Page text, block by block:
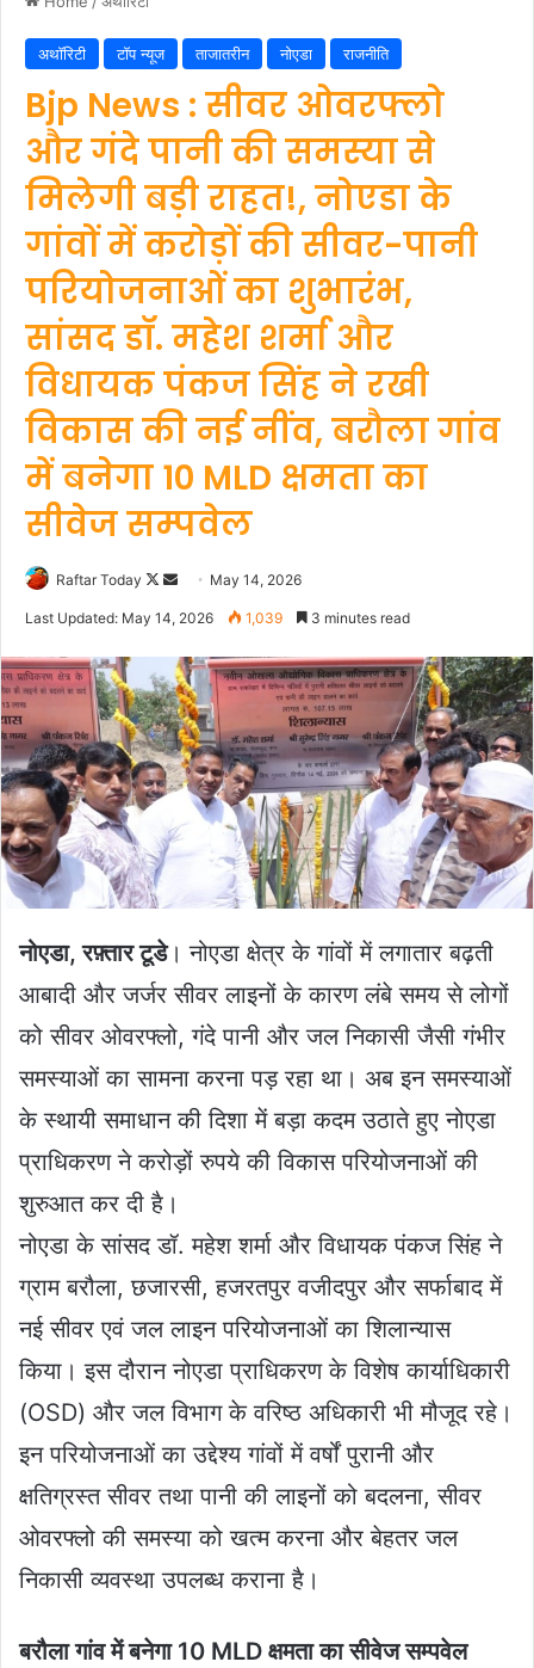
अथॉरिटी टॉप न्यूज ताजातरीन नोएडा राजनीति
Bjp News : सीवर ओवरफ्लो
और गंदे पानी की समस्या से
मिलेगी बड़ी राहत!, नोएडा के
गांवों में करोड़ों की सीवर-पानी
परियोजनाओं का शुभारंभ,
सांसद डॉ. महेश शर्मा और
विधायक पंकज सिंह ने रखी
विकास की नई नींव, बरौला गांव
में बनेगा 10 MLD क्षमता का
सीवेज सम्पवेल
Raftar Today
Follow
Send May 14, 2026
Last Updated: May 14, 2026 1,039 3 minutes read
नोएडा, रफ़्तार टूडे। नोएडा क्षेत्र के गांवों में लगातार बढ़ती
आबादी और जर्जर सीवर लाइनों के कारण लंबे समय से लोगों
को सीवर ओवरफ्लो, गंदे पानी और जल निकासी जैसी गंभीर
समस्याओं का सामना करना पड़ रहा था। अब इन समस्याओं
के स्थायी समाधान की दिशा में बड़ा कदम उठाते हुए नोएडा
प्राधिकरण ने करोड़ों रुपये की विकास परियोजनाओं की
शुरुआत कर दी है।
नोएडा के सांसद डॉ. महेश शर्मा और विधायक पंकज सिंह ने
ग्राम बरौला, छजारसी, हजरतपुर वजीदपुर और सर्फाबाद में
नई सीवर एवं जल लाइन परियोजनाओं का शिलान्यास
किया। इस दौरान नोएडा प्राधिकरण के विशेष कार्याधिकारी
(OSD) और जल विभाग के वरिष्ठ अधिकारी भी मौजूद रहे।
इन परियोजनाओं का उद्देश्य गांवों में वर्षों पुरानी और
क्षतिग्रस्त सीवर तथा पानी की लाइनों को बदलना, सीवर
ओवरफ्लो की समस्या को खत्म करना और बेहतर जल
निकासी व्यवस्था उपलब्ध कराना है।
बरौला गांव में बनेगा 10 MLD क्षमता का सीवेज सम्पवेल